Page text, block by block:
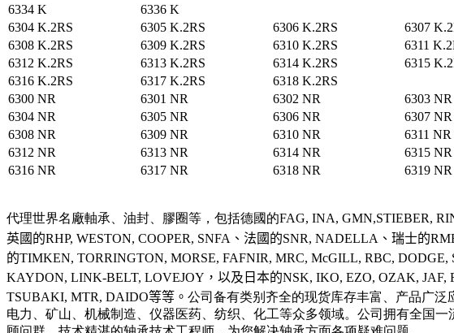
6334 K
6336 K
6304 K.2RS
6305 K.2RS 6306 K.2RS
6307
6308 K.2RS
6309 K.2RS 6310 K.2RS
6311
6312 K.2RS
6313 K.2RS 6314 K.2RS
6315
6316 K.2RS
6317 K.2RS
6318 K.2RS
6300 NR
6301 NR 6302 NR
6303 NR
6304 NR
6305 NR 6306 NR
6307 NR
6308 NR
6309 NR 6310 NR
6311 NR
6312 NR
6313 NR 6314 NR
6315 NR
6316 NR
6317 NR 6318 NR 6319 NR
代理世界名廠軸承、油封、膠圈等，包括德國的FAG, INA, GMN,STIEBER,
英國的RHP, WESTON, COOPER, SNFA 、法國的SNR, NADELLA 、瑞士的
的TIMKEN, TORRINGTON, MORSE, FAFNIR, MRC, McGILL, RBC, DODGE,
KAYDON, LINK-BELT, LOVEJOY ，以及日本的NSK, IKO, EZO, OZAK, JAF,
TSUBAKI, MTR, DAIDO等等。 公司备有类别齐全的现货库存丰富、产品广泛
电力、矿山、机械制造、仪器医药、纺织、化工等众多领域。公司拥有全国一